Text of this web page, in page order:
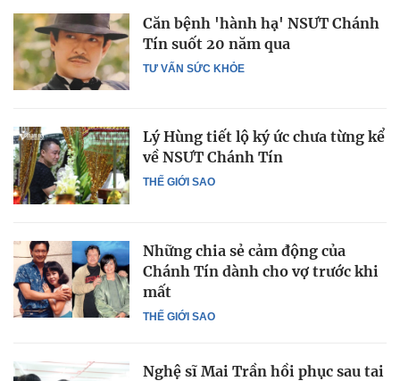
TƯ VẤN SỨC KHỎE
Căn bệnh 'hành hạ' NSƯT Chánh
Tín suốt 20 năm qua
THẾ GIỚI SAO
Lý Hùng tiết lộ ký ức chưa từng kể
về NSƯT Chánh Tín
THẾ GIỚI SAO
Những chia sẻ cảm động của
Chánh Tín dành cho vợ trước khi
mất
Nghệ sĩ Mai Trần hồi phục sau tai